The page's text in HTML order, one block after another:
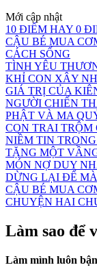
Mới cập nhật
10 ĐIỂM HAY 0
CẬU BÉ MUA
CÁCH SỐNG
TÌNH YÊU
KHỈ CON XÂY
GIÁ TRỊ CỦA
NGƯỜI CHIẾN
PHẬT VÀ MA
CON TRAI TRỘM
NIỀM TIN
TẶNG MỘT
MÓN NỢ DUY
DỪNG LẠI ĐỂ
CẬU BÉ MUA
CHUYỆN HAI
Làm sao để
Làm mình luôn